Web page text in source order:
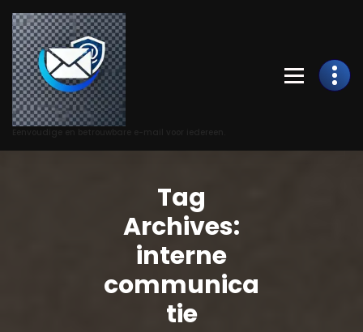
Skip
to
Content
Tag
Archives:
interne
communica
tie